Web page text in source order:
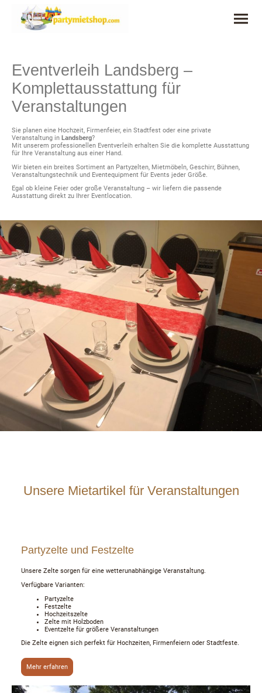
Eventverleih Landsberg –
Komplettausstattung für
Veranstaltungen
Sie planen eine Hochzeit, Firmenfeier, ein Stadtfest oder eine private
Veranstaltung in Landsberg?
Mit unserem professionellen Eventverleih erhalten Sie die komplette Ausstattung
für Ihre Veranstaltung aus einer Hand.
Wir bieten ein breites Sortiment an Partyzelten, Mietmöbeln, Geschirr, Bühnen,
Veranstaltungstechnik und Eventequipment für Events jeder Größe.
Egal ob kleine Feier oder große Veranstaltung – wir liefern die passende
Ausstattung direkt zu Ihrer Eventlocation.
Unsere Mietartikel für Veranstaltungen
Partyzelte und Festzelte
Unsere Zelte sorgen für eine wetterunabhängige Veranstaltung.
Verfügbare Varianten:
Partyzelte
Festzelte
Hochzeitszelte
Zelte mit Holzboden
Eventzelte für größere Veranstaltungen
Die Zelte eignen sich perfekt für Hochzeiten, Firmenfeiern oder Stadtfeste.
Mehr erfahren